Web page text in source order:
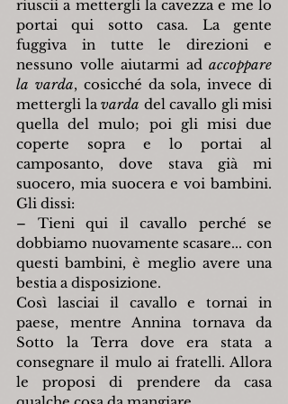
riuscii a mettergli la cavezza e me lo
portai qui sotto casa. La gente
fuggiva in tutte le direzioni e
nessuno volle aiutarmi ad accoppare
la varda, cosicché da sola, invece di
mettergli la varda del cavallo gli misi
quella del mulo; poi gli misi due
coperte sopra e lo portai al
camposanto, dove stava già mi
suocero, mia suocera e voi bambini.
Gli dissi:
– Tieni qui il cavallo perché se
dobbiamo nuovamente scasare... con
questi bambini, è meglio avere una
bestia a disposizione.
Così lasciai il cavallo e tornai in
paese, mentre Annina tornava da
Sotto la Terra dove era stata a
consegnare il mulo ai fratelli. Allora
le proposi di prendere da casa